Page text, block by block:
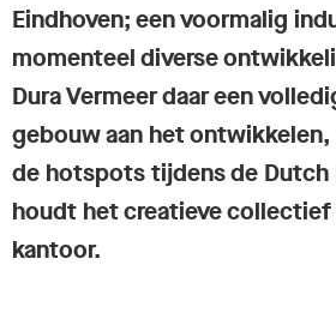
Eindhoven; een voormalig
momenteel diverse
Dura Vermeer daar een
gebouw aan het ontwikkelen,
de hotspots tijdens de Dutch
houdt het creatieve collectief
kantoor.